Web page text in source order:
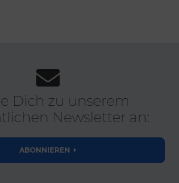
Dich zu unserem
Newsletter an:
ABONNIEREN